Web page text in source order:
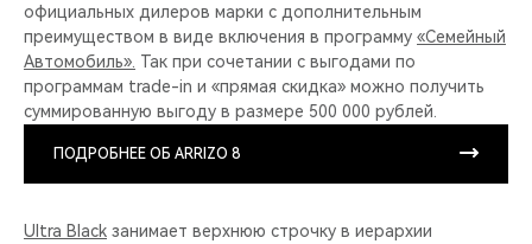
официальных дилеров марки с дополнительным
преимуществом в виде включения в программу «Семейный
Автомобиль». Так при сочетании с выгодами по
программам trade-in и «прямая скидка» можно получить
суммированную выгоду в размере 500 000 рублей.
ПОДРОБНЕЕ ОБ ARRIZO 8
Ultra Black занимает верхнюю строчку в иерархии